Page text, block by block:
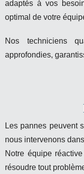
adaptés à vos
optimal de votre
Nos techniciens
approfondies,
Les pannes peuvent
nous intervenons
Notre équipe
résoudre tout